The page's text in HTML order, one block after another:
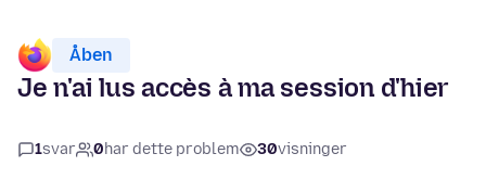
Åben
Je n'ai lus accès à ma session d'hier
1svar 0har dette problem 30visninger